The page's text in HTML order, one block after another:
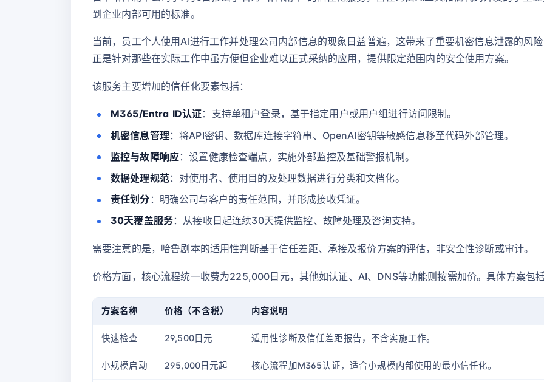
到企业内部可用的标准。
当前，员工个人使用AI进行工作并处理公司内部信息的现象日益普遍，这带来了重要机密信息泄露的风
正是针对那些在实际工作中虽方便但企业难以正式采纳的应用，提供限定范围内的安全使用方案。
该服务主要增加的信任化要素包括：
M365/Entra ID认证：支持单租户登录，基于指定用户或用户组进行访问限制。
机密信息管理 ：将API密钥、数据库连接字符串、OpenAI密钥等敏感信息移至代码外部管理。
监控与故障响应：设置健康检查端点，实施外部监控及基础警报机制。
数据处理规范：对使用者、使用目的及处理数据进行分类和文档化。
责任划分 ：明确公司与客户的责任范围，并形成接收凭证。
30天覆盖服务：从接收日起连续30天提供监控、故障处理及咨询支持。
需要注意的是，哈鲁剧本的适用性判断基于信任差距、承接及报价方案的评估，非安全性诊断或审计。
价格方面，核心流程统一收费为225,000日元，其他如认证、AI、DNS等功能则按需加价。具体方案包
方案名称 价格（不含税） 内容说明
快速检查 29,500日元 适用性诊断及信任差距报告，不含实施工作。
小规模启动 295,000日元起 核心流程加M365认证，适合小规模内部使用的最小信任化。